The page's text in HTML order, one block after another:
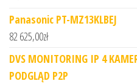
Panasonic PT-MZ13KLBEJ
82 625,00zł
DVS MONITORING IP 4
PODGLĄD P2P